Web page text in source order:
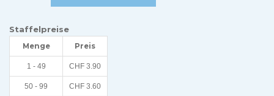
Menge
Staffelpreise
Menge Preis
1 - 49 CHF 3.90
50 - 99 CHF 3.60